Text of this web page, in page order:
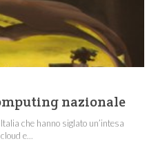
nazionale
che hanno siglato un’intesa
e...